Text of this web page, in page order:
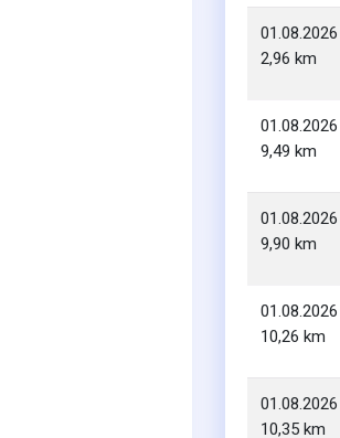
01.08.2026
2,96 km
01.08.2026
9,49 km
01.08.2026
9,90 km
01.08.2026
10,26 km
01.08.2026
10,35 km